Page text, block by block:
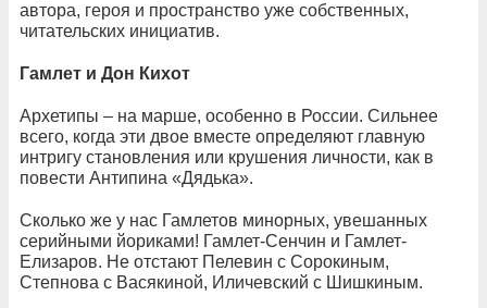
автора, героя и пространство уже собственных,
читательских инициатив.
Гамлет и Дон Кихот
Архетипы – на марше, особенно в России. Сильнее
всего, когда эти двое вместе определяют главную
интригу становления или крушения личности, как в
повести Антипина «Дядька».
Сколько же у нас Гамлетов минорных, увешанных
серийными йориками! Гамлет-Сенчин и Гамлет-
Елизаров. Не отстают Пелевин с Сорокиным,
Степнова с Васякиной, Иличевский с Шишкиным.